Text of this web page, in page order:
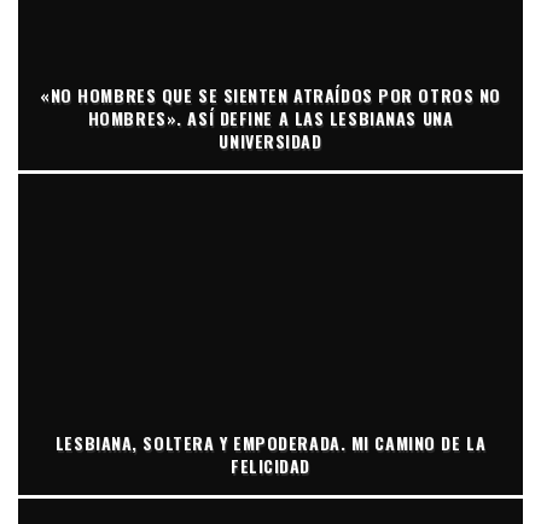
«NO HOMBRES QUE SE SIENTEN ATRAÍDOS POR OTROS NO
HOMBRES». ASÍ DEFINE A LAS LESBIANAS UNA
UNIVERSIDAD
LESBIANA, SOLTERA Y EMPODERADA. MI CAMINO DE LA
FELICIDAD